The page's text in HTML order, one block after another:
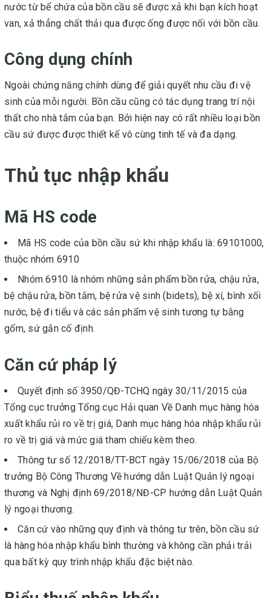
nước từ bể chứa của bồn cầu sẽ được xả khi bạn kích hoạt
van, xả thẳng chất thải qua được ống được nối với bồn cầu.
Công dụng chính
Ngoài chứng năng chính dùng để giải quyết nhu cầu đi vệ
sinh của mỗi người. Bồn cầu cũng có tác dụng trang trí nội
thất cho nhà tắm của bạn. Bởi hiện nay có rất nhiều loại bồn
cầu sứ được được thiết kế vô cùng tinh tế và đa dạng.
Thủ tục nhập khẩu
Mã HS code
Mã HS code của bồn cầu sứ khi nhập khẩu là: 69101000,
thuộc nhóm 6910
Nhóm 6910 là nhóm những sản phẩm bồn rửa, chậu rửa,
bệ chậu rửa, bồn tắm, bệ rửa vệ sinh (bidets), bệ xí, bình xối
nước, bệ đi tiểu và các sản phẩm vệ sinh tương tự bằng
gốm, sứ gắn cố định.
Căn cứ pháp lý
Quyết định số 3950/QĐ-TCHQ ngày 30/11/2015 của
Tổng cục trưởng Tổng cục Hải quan Về Danh mục hàng hóa
xuất khẩu rủi ro về trị giá, Danh mục hàng hóa nhập khẩu rủi
ro về trị giá và mức giá tham chiếu kèm theo.
Thông tư số 12/2018/TT-BCT ngày 15/06/2018 của Bộ
trưởng Bộ Công Thương Về hướng dẫn Luật Quản lý ngoại
thương và Nghị định 69/2018/NĐ-CP hướng dẫn Luật Quản
lý ngoại thương.
Căn cứ vào những quy định và thông tư trên, bồn cầu sứ
là hàng hóa nhập khẩu bình thường và không cần phải trải
qua bất kỳ quy trình nhập khẩu đặc biệt nào.